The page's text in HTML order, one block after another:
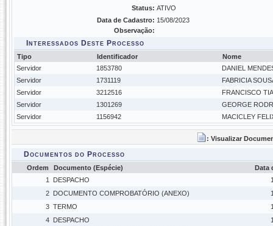
Status: ATIVO
Data de Cadastro: 15/08/2023
Observação:
Interessados Deste Processo
Tipo Identificador
Nome
Servidor
1853780
DANIEL
Servidor
1731119
FABRICIA
Servidor
3212516
FRANCISCO
Servidor
1301269
GEORGE
Servidor
1156942 MACICLEY
: Visualizar
Documentos do Processo
Ordem Documento (Espécie)
Data
1
DESPACHO
2 DOCUMENTO COMPROBATÓRIO (ANEXO)
3 TERMO
4 DESPACHO